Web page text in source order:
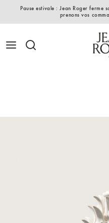
Pause estivale : Jean Roger ferme
prenons vos